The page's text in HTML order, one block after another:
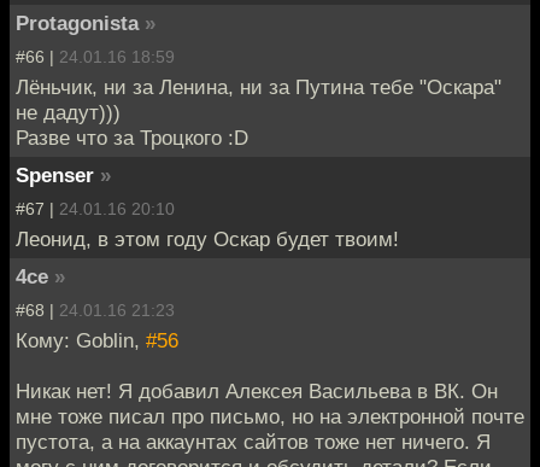
Protagonista »
#66 | 24.01.16 18:59
Лёньчик, ни за Ленина, ни за Путина тебе "Оскара"
не дадут)))
Разве что за Троцкого :D
Spenser »
#67 | 24.01.16 20:10
Леонид, в этом году Оскар будет твоим!
4ce »
#68 | 24.01.16 21:23
Кому: Goblin, #56
Никак нет! Я добавил Алексея Васильева в ВК. Он
мне тоже писал про письмо, но на электронной почте
пустота, а на аккаунтах сайтов тоже нет ничего. Я